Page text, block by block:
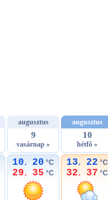
augusztus
9
vasárnap »
10, 20 °C
29, 35 °C
augusztus
10
hétfő »
13, 22 °C
32, 37 °C